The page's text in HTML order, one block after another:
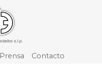
Prensa Contacto